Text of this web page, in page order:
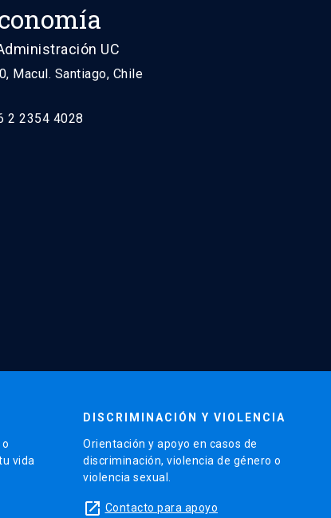
UC
Macul. Santiago, Chile
2 2354 4028
vida
DISCRIMINACIÓN Y VIOLENCIA
Orientación y apoyo en casos de
discriminación, violencia de género o
violencia sexual.
launch Contacto para apoyo